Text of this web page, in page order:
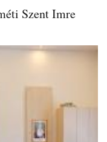
Szent Imre